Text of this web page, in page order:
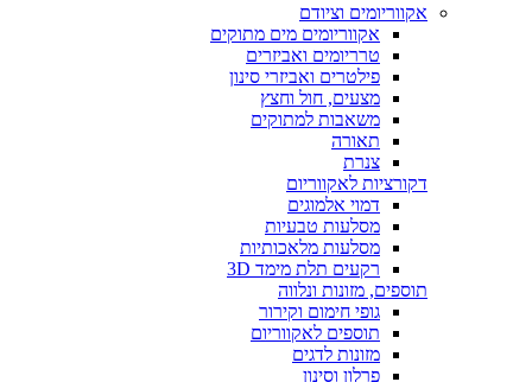
אקווריומים וציודם
אקווריומים מים מתוקים
טרריומים ואביזרים
פילטרים ואביזרי סינון
מצעים, חול וחצץ
משאבות למתוקים
תאורה
צנרת
דקורציות לאקווריום
דמוי אלמוגים
מסלעות טבעיות
מסלעות מלאכותיות
רקעים תלת מימד 3D
תוספים, מזונות ונלווה
גופי חימום וקירור
תוספים לאקווריום
מזונות לדגים
פרלון וסינון